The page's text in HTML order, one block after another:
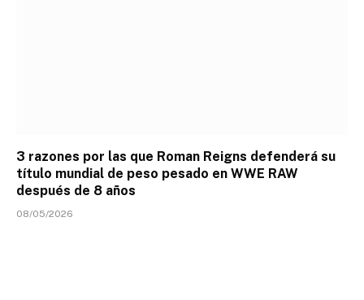
3 razones por las que Roman Reigns defenderá su
título mundial de peso pesado en WWE RAW
después de 8 años
08/05/2026